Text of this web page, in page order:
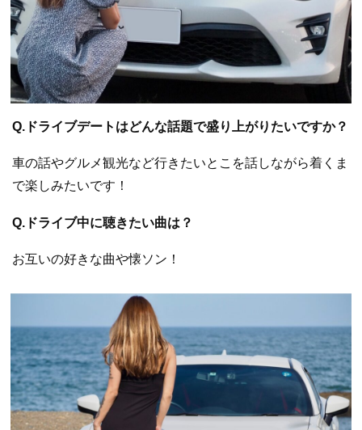
Q.ドライブデートはどんな話題で盛り上がりたいですか？
車の話やグルメ観光など行きたいとこを話しながら着くま
で楽しみたいです！
Q.ドライブ中に聴きたい曲は？
お互いの好きな曲や懐ソン！